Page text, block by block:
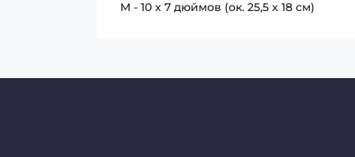
M - 10 x 7 дюймов (ок. 25,5 х 18 см)